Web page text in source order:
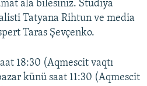
ala bilesiñiz. Studiya
Tatyana Rihtun ve media
Taras Şevçenko.
18:30 (Aqmescit vaqtı
künü saat 11:30 (Aqmescit